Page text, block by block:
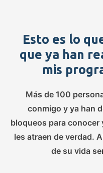
Esto es lo
que ya han
mis
Más de 100
conmigo y ya han
bloqueos para conocer
les atraen de verdad.
de su vida